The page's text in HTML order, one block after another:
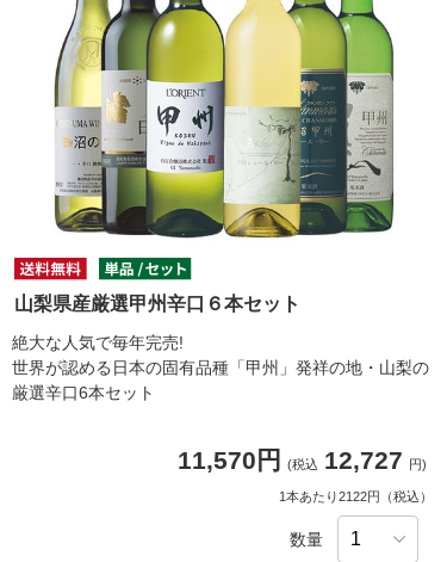
山梨県産厳選甲州辛口６本セット
絶大な人気で毎年完売!
世界が認める日本の固有品種「甲州」発祥の地・山梨の
厳選辛口6本セット
11,570円 (税込 12,727 円)
1本あたり2122円（税込）
数量